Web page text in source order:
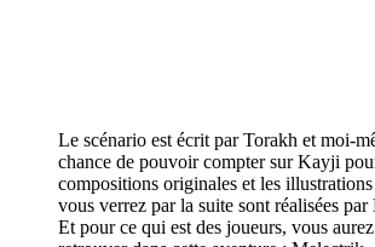
Le scénario est écrit par Torakh et moi-
chance de pouvoir compter sur Kayji
compositions originales et les
vous verrez par la suite sont réalisées par
Et pour ce qui est des joueurs, vous